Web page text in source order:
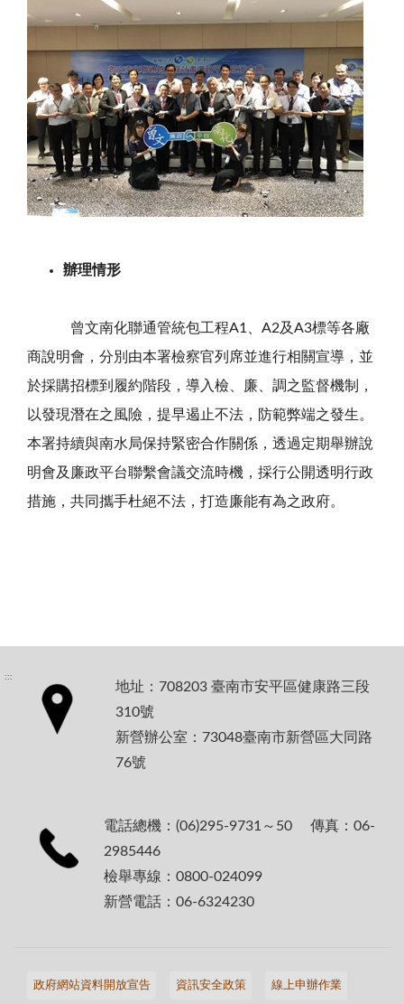
辦理情形
曾文南化聯通管統包工程A1、A2及A3標等各廠
商說明會，分別由本署檢察官列席並進行相關宣導，並
於採購招標到履約階段，導入檢、廉、調之監督機制，
以發現潛在之風險，提早遏止不法，防範弊端之發生。
本署持續與南水局保持緊密合作關係，透過定期舉辦說
明會及廉政平台聯繫會議交流時機，採行公開透明行政
措施，共同攜手杜絕不法，打造廉能有為之政府。
:::
地址：708203 臺南市安平區健康路三段
310號
新營辦公室：73048臺南市新營區大同路
76號
電話總機：(06)295-9731～50 傳真：06-
2985446
檢舉專線：0800-024099
新營電話：06-6324230
政府網站資料開放宣告 資訊安全政策 線上申辦作業